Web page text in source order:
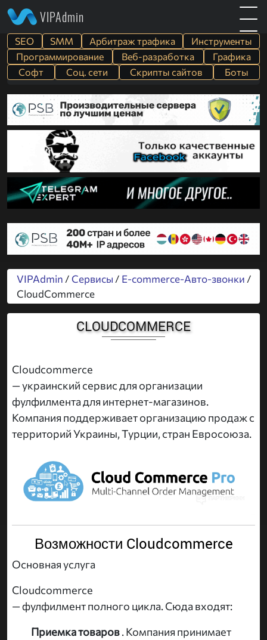
VIPAdmin
SEO SMM Арбитраж трафика
Инструменты
Программирование
Веб-разработка
Графика
Софт
Cоц. сети Скрипты сайтов Боты
VIPAdmin / Сервисы / E-commerce-Авто-звонки /
CloudCommerce
CLOUDCOMMERCE
Cloudcommerce
— украинский сервис для организации
фулфилмента для интернет-магазинов.
Компания поддерживает организацию продаж с
территорий Украины, Турции, стран Евросоюза.
Возможности Cloudcommerce
Основная услуга
Cloudcommerce
— фулфилмент полного цикла. Сюда входят:
Приемка товаров. Компания принимает